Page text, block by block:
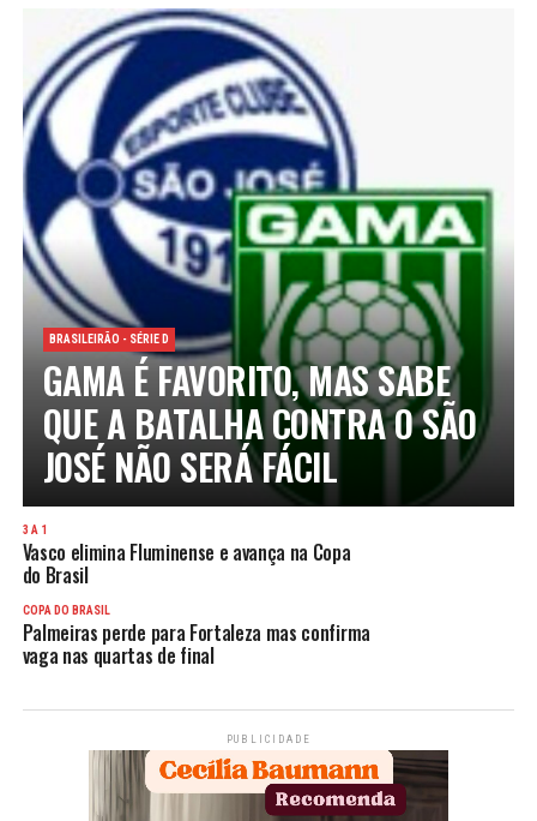
BRASILEIRÃO - SÉRIE D
GAMA É FAVORITO, MAS SABE
QUE A BATALHA CONTRA O SÃO
JOSÉ NÃO SERÁ FÁCIL
3 A 1
Vasco elimina Fluminense e avança na Copa
do Brasil
COPA DO BRASIL
Palmeiras perde para Fortaleza mas confirma
vaga nas quartas de final
PUBLICIDADE